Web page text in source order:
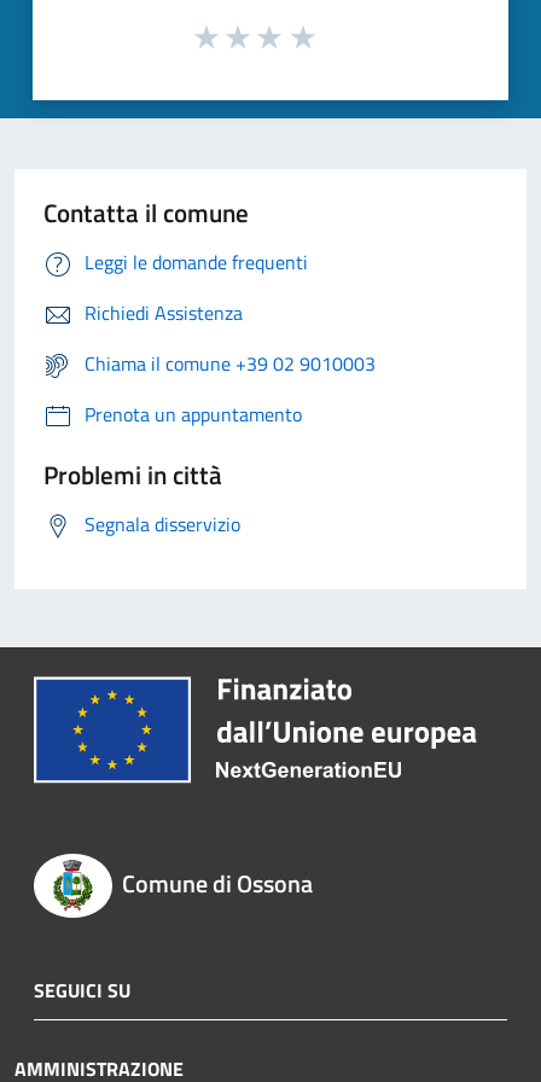
Contatta il comune
Leggi le domande frequenti
Richiedi Assistenza
Chiama il comune +39 02 9010003
Prenota un appuntamento
Problemi in città
Segnala disservizio
Comune di Ossona
SEGUICI SU
AMMINISTRAZIONE